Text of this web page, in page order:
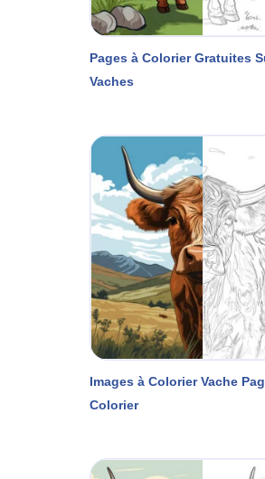
Pages à Colorier Gratuites
Vaches
Images à Colorier Vache
Colorier